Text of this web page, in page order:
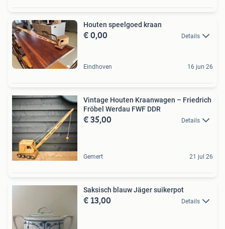
Houten speelgoed kraan
€ 0,00 Details
Eindhoven 16 jun 26
Vintage Houten Kraanwagen – Friedrich
Fröbel Werdau FWF DDR
€ 35,00 Details
Gemert 21 jul 26
Saksisch blauw Jäger suikerpot
€ 13,00 Details